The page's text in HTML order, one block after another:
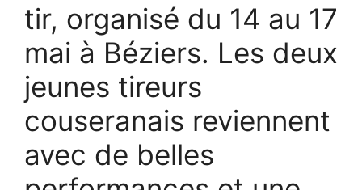
tir, organisé du 14 au 17
mai à Béziers. Les deux
jeunes tireurs
couseranais reviennent
avec de belles